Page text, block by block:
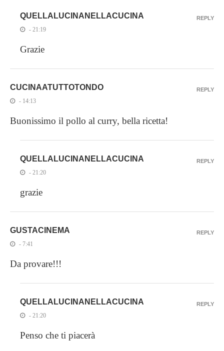
QUELLALUCINANELLACUCINA
- 21:19
Grazie
REPLY
CUCINAATUTTOTONDO
- 14:13
Buonissimo il pollo al curry, bella ricetta!
REPLY
QUELLALUCINANELLACUCINA
- 21:20
grazie
REPLY
GUSTACINEMA
- 7:41
Da provare!!!
REPLY
QUELLALUCINANELLACUCINA
- 21:20
Penso che ti piacerà
REPLY